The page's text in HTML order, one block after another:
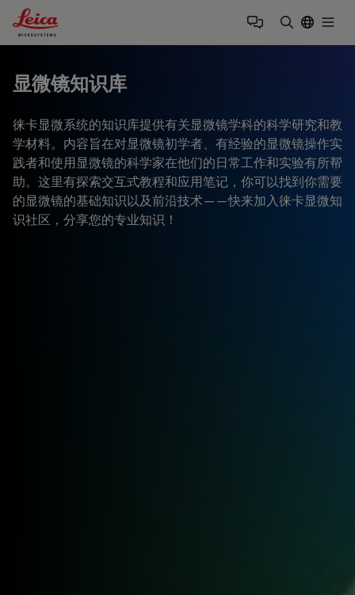
Leica Microsystems Logo
显微镜知识库
徕卡显微系统的知识库提供有关显微镜学科的科学研究和教
学材料。内容旨在对显微镜初学者、有经验的显微镜操作实
践者和使用显微镜的科学家在他们的日常工作和实验有所帮
助。这里有探索交互式教程和应用笔记，你可以找到你需要
的显微镜的基础知识以及前沿技术——快来加入徕卡显微知
识社区，分享您的专业知识！